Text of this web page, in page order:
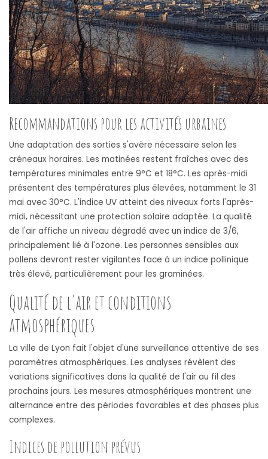
Recommandations pour les activités urbaines
Une adaptation des sorties s'avère nécessaire selon les
créneaux horaires. Les matinées restent fraîches avec des
températures minimales entre 9°C et 18°C. Les après-midi
présentent des températures plus élevées, notamment le 31
mai avec 30°C. L'indice UV atteint des niveaux forts l'après-
midi, nécessitant une protection solaire adaptée. La qualité
de l'air affiche un niveau dégradé avec un indice de 3/6,
principalement lié à l'ozone. Les personnes sensibles aux
pollens devront rester vigilantes face à un indice pollinique
très élevé, particulièrement pour les graminées.
Qualité de l'air et conditions
atmosphériques
La ville de Lyon fait l'objet d'une surveillance attentive de ses
paramètres atmosphériques. Les analyses révèlent des
variations significatives dans la qualité de l'air au fil des
prochains jours. Les mesures atmosphériques montrent une
alternance entre des périodes favorables et des phases plus
complexes.
Indices de pollution prévus